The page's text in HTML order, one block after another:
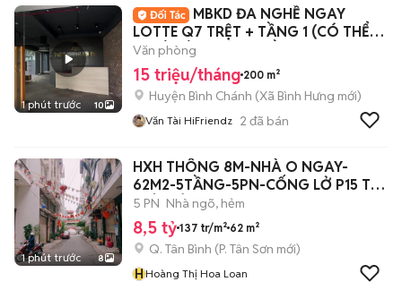
1 phút trước 10
MBKD ĐA NGHỀ NGAY
LOTTE Q7 TRỆT + TẦNG 1 (CÓ THỂ
THUÊ RIÊNG TỪNG TẦNG)
Văn phòng
15 triệu/tháng 200 m²
Huyện Bình Chánh (Xã Bình Hưng mới)
Văn Tài HiFriendz 2 đã bán
1 phút trước 8
HXH THÔNG 8M-NHÀ O NGAY-
62M2-5TẦNG-5PN-CỐNG LỞ P15 TB-
CHỈ 8TỶ5 TL
5 PN Nhà ngõ, hẻm
8,5 tỷ 137 tr/m² 62 m²
Q. Tân Bình (P. Tân Sơn mới)
HHoàng Thị Hoa Loan